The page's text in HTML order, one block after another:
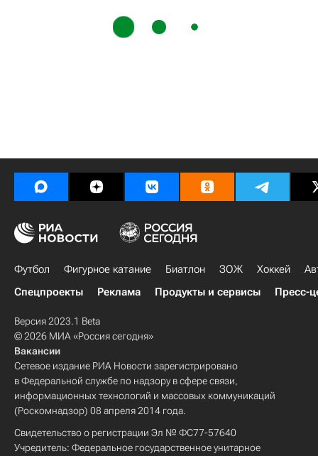
Футбол Фигурное катание Биатлон ЗОЖ Хоккей
Спецпроекты
Реклама Продукты и сервисы Пресс-
Версия 2023.1 Beta
© 2026 МИА «Россия сегодня»
Вакансии
Сетевое издание РИА Новости зарегистрировано
в Федеральной службе по надзору в сфере связи,
информационных технологий и массовых коммуникаций
(Роскомнадзор) 08 апреля 2014 года.
Свидетельство о регистрации Эл № ФС77-57640
Учредитель: Федеральное государственное унитарное